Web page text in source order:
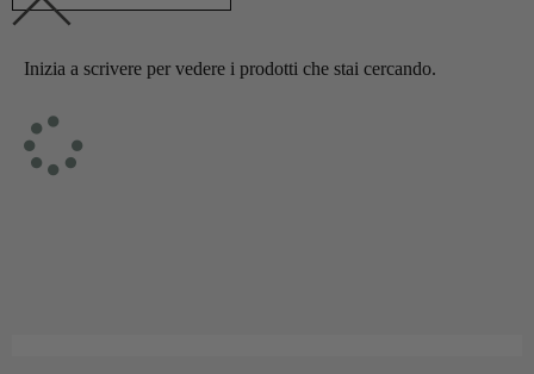
Inizia a scrivere per vedere i prodotti che stai cercando.